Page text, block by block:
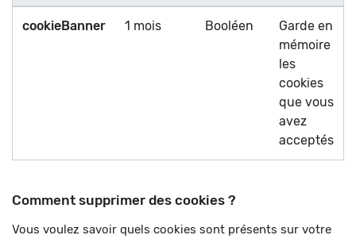
cookieBanner 1 mois Booléen
Garde en
mémoire
les
cookies
que vous
avez
acceptés
Comment supprimer des cookies ?
Vous voulez savoir quels cookies sont présents sur votre